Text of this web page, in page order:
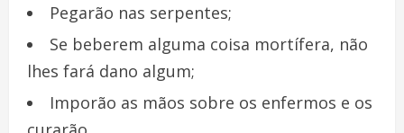
Pegarão nas serpentes;
Se beberem alguma coisa mortífera, não
lhes fará dano algum;
Imporão as mãos sobre os enfermos e os